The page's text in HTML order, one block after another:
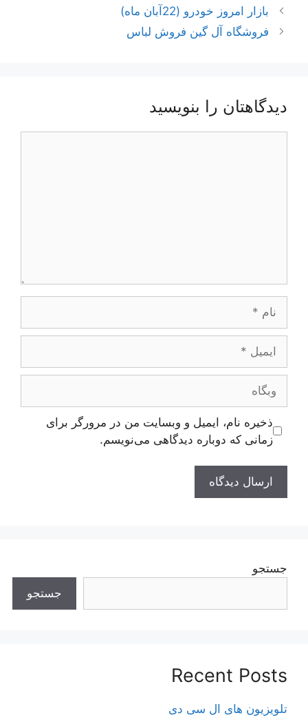
ناوبری
نوشته‌ها
بازار امروز خودرو (22آبان ماه)
فروشگاه آل گین فروش لباس
دیدگاهتان را بنویسید
وبگاه
ذخیره نام، ایمیل و وبسایت من در مرورگر برای
زمانی که دوباره دیدگاهی می‌نویسم.
جستجو
جستجو
Recent Posts
تلویزیون های ال سی دی